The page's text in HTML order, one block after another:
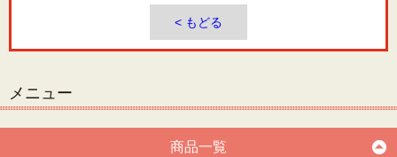
< もどる
メニュー
商品一覧